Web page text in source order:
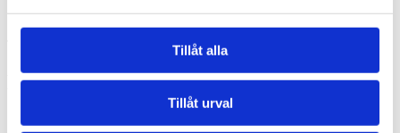
Tillåt alla
Tillåt urval
Footer
Contact us